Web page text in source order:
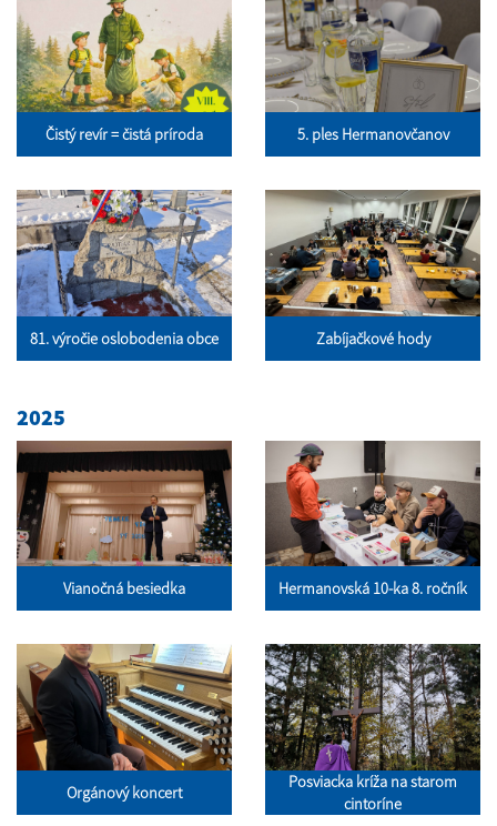
Čistý revír = čistá príroda 5. ples Hermanovčanov
81. výročie oslobodenia obce Zabíjačkové hody
2025
Vianočná besiedka Hermanovská 10-ka 8. ročník
Orgánový koncert
Posviacka kríža na starom
cintoríne